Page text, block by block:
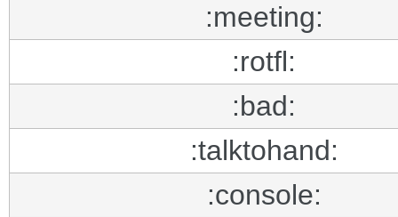
:meeting:
:rotfl:
:bad:
:talktohand:
:console: